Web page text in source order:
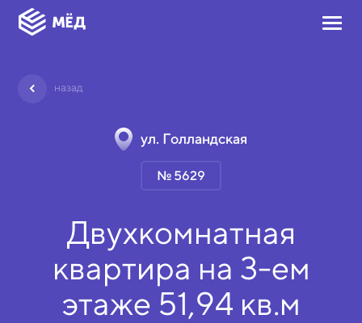
назад
ул. Голландская
№ 5629
Двухкомнатная
квартира на 3-ем
этаже 51,94 кв.м